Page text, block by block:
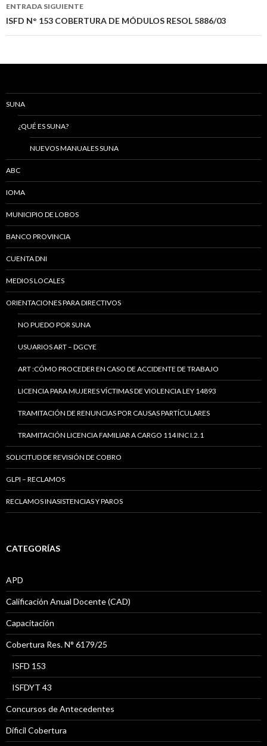
ENTRADA SIGUIENTE
ISFD N° 153 COBERTURA DE MÓDULOS RESOL 5886/03
SUNA
¿QUÉ ES SUNA?
NUEVOS MANUALES SUNA
ABC
IOMA
MUNICIPIO DE LOBOS
BANCO PROVINCIA
CUENTA DNI
MEDIOS LOCALES
ORIENTACIONES PARA DIRECTIVOS
NO PUEDO POR SUNA
USUARIOS ART – DGCYE
ART :CÓMO PROCEDER EN CASO DE ACCIDENTE DE TRABAJO
LICENCIA PARA MUJERES VÍCTIMAS DE VIOLENCIA LEY 14893
TRAMITACIÓN DE RENUNCIAS POR CAUSAS PARTÍCULARES
TRAMITACIÓN LICENCIA FAMILIAR A CARGO 114 INC I.2.1
SOLICITUD DE REVISIÓN DE COBRO
GLPI – RECLAMOS
RECLAMOS INASISTENCIAS Y PAROS
CATEGORÍAS
APD
Calificación Anual Docente (CAD)
Capacitación
Cobertura Res. N° 6179/25
ISFD 153
ISFDYT 43
Concursos de Antecedentes
Díficil Cobertura